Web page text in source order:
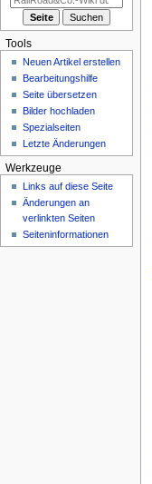
mTools
Neuen Artikel erstellen
Bearbeitungshilfe
Seite übersetzen
Bilder hochladen
Spezialseiten
Letzte Änderungen
Werkzeuge
Links auf diese Seite
Änderungen an
verlinkten Seiten
Seiten­­informationen